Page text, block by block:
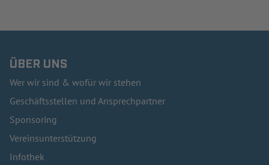
ÜBER UNS
Wer wir sind & wofür wir stehen
Geschäftsstellen und Ansprechpartner
Sponsoring
Vereinsunterstützung
Infothek